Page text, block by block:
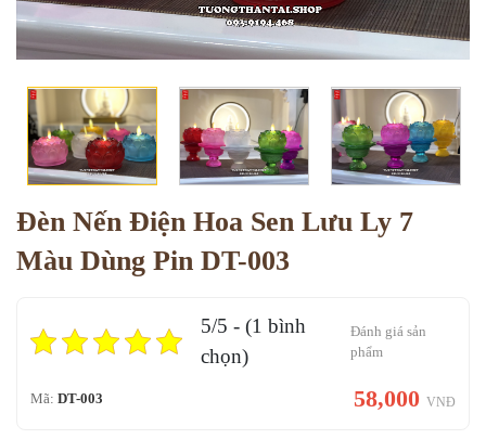
Đèn Nến Điện Hoa Sen Lưu Ly 7
Màu Dùng Pin DT-003
5/5 - (1 bình
chọn)
Đánh giá sản
phẩm
Mã: DT-003 58,000 VNĐ